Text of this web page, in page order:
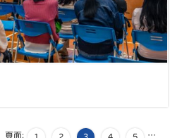
頁面: …